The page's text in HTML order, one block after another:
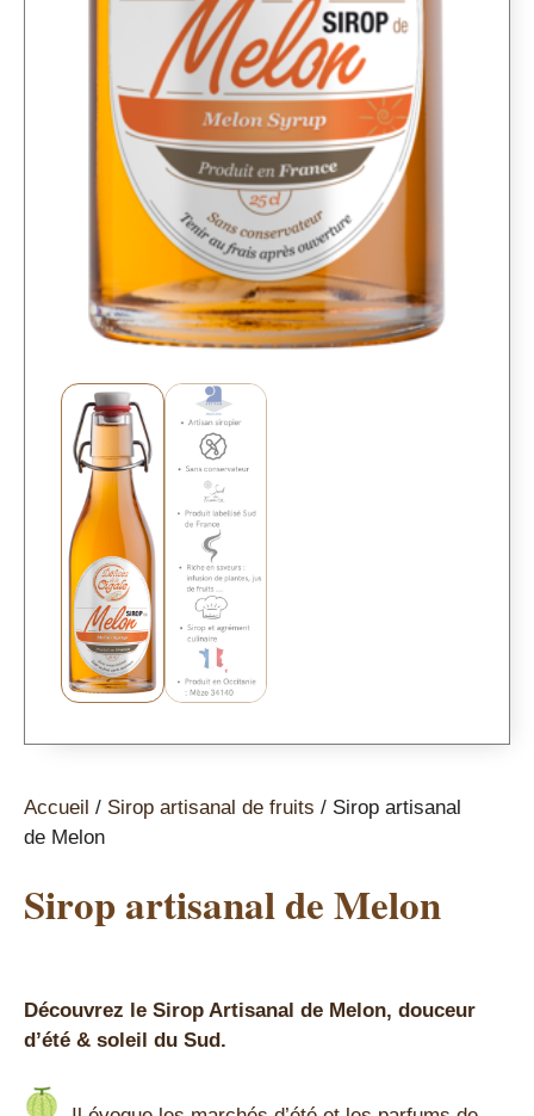
Accueil / Sirop artisanal de fruits / Sirop artisanal
de Melon
Sirop artisanal de Melon
Découvrez le Sirop Artisanal de Melon, douceur
d’été & soleil du Sud.